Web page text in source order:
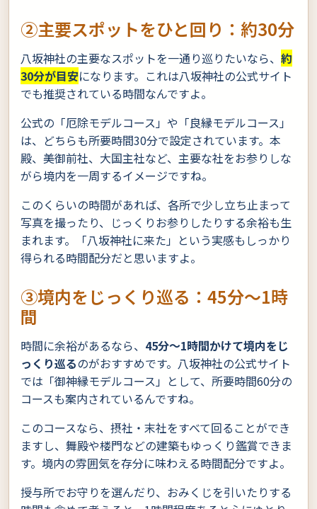
②主要スポットをひと回り：約30分
八坂神社の主要なスポットを一通り巡りたいなら、 約
30分が目安になります。これは八坂神社の公式サイト
でも推奨されている時間なんですよ。
公式の「厄除モデルコース」や「良縁モデルコース」
は、どちらも所要時間30分で設定されています。本
殿、美御前社、大国主社など、主要な社をお参りしな
がら境内を一周するイメージですね。
このくらいの時間があれば、各所で少し立ち止まって
写真を撮ったり、じっくりお参りしたりする余裕も生
まれます。「八坂神社に来た」という実感もしっかり
得られる時間配分だと思いますよ。
③境内をじっくり巡る：45分〜1時
間
時間に余裕があるなら、 45分〜1時間かけて境内をじ
っくり巡るのがおすすめです。八坂神社の公式サイト
では「御神縁モデルコース」として、所要時間60分の
コースも案内されているんですね。
このコースなら、摂社・末社をすべて回ることができ
ますし、舞殿や楼門などの建築もゆっくり鑑賞できま
す。境内の雰囲気を存分に味わえる時間配分ですよ。
授与所でお守りを選んだり、おみくじを引いたりする